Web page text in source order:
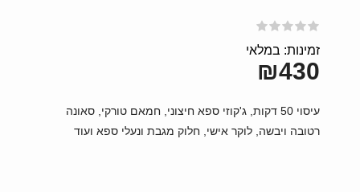
זמינות: במלאי
₪430
עיסוי 50 דקות, ג'קוזי ספא חיצוני, חמאם טורקי, סאונה
רטובה ויבשה, לוקר אישי, חלוק מגבת ונעלי ספא ועוד